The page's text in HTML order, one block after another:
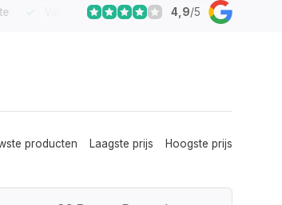
Vandaag besteldMorgen in Huis*
4,9/5
producten Laagste prijs Hoogste prijs